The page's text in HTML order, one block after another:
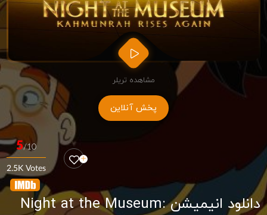
مشاهده تریلر
پخش آنلاین
5/10
2.5K Votes
دانلود انیمیشن Night at the Museum: